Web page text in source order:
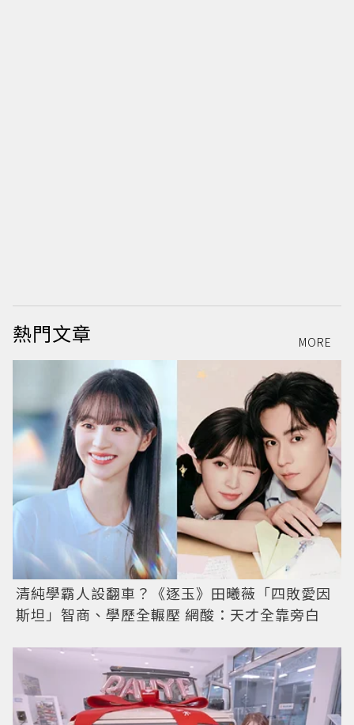
熱門文章 MORE
清純學霸人設翻車？《逐玉》田曦薇「四敗愛因
斯坦」智商、學歷全輾壓 網酸：天才全靠旁白